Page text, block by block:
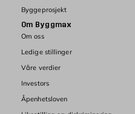
Byggeprosjekt
Om Byggmax
Om oss
Ledige stillinger
Våre verdier
Investors
Åpenhetsloven